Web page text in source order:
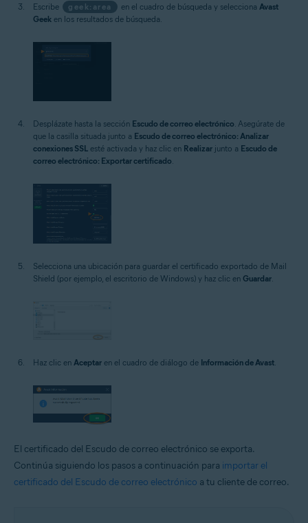
Escribe geek:area en el cuadro de búsqueda y selecciona Avast
Geek en los resultados de búsqueda.
Desplázate hasta la sección Escudo de correo electrónico . Asegúrate de
que la casilla situada junto a Escudo de correo electrónico: Analizar
conexiones SSL esté activada y haz clic en Realizar junto a Escudo de
correo electrónico: Exportar certificado
Selecciona una ubicación para guardar el certificado exportado de Mail
Shield (por ejemplo, el escritorio de Windows) y haz clic en Guardar
Haz clic en Aceptar en el cuadro de diálogo de Información de Avast.
El certificado del Escudo de correo electrónico se exporta.
Continúa siguiendo los pasos a continuación para importar el
certificado del Escudo de correo electrónico a tu cliente de correo.